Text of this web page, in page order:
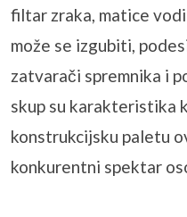
filtar zraka, matice
može se izgubiti,
zatvarači spremnika i
skup su karakteristika
konstrukcijsku paletu
konkurentni spektar